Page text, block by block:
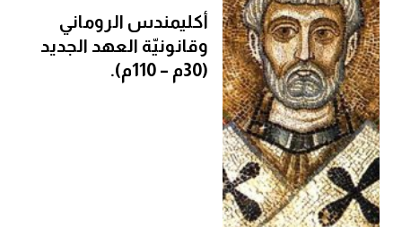
أكليمندس الروماني
وقانونيّة العهد الجديد
(30م – 110م).